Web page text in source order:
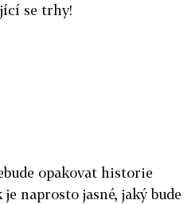
se trhy!
opakovat historie
naprosto jasné, jaký bude